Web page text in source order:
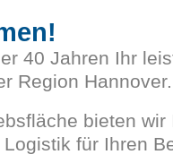
40 Jahren Ihr
Region Hannover.
bieten wir
für Ihren